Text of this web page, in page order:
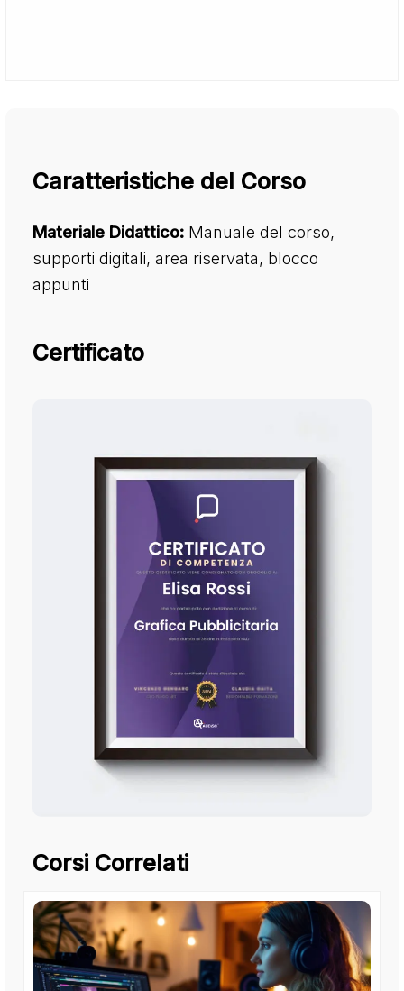
Caratteristiche del Corso
Materiale Didattico: Manuale del corso,
supporti digitali, area riservata, blocco
appunti
Certificato
Corsi Correlati